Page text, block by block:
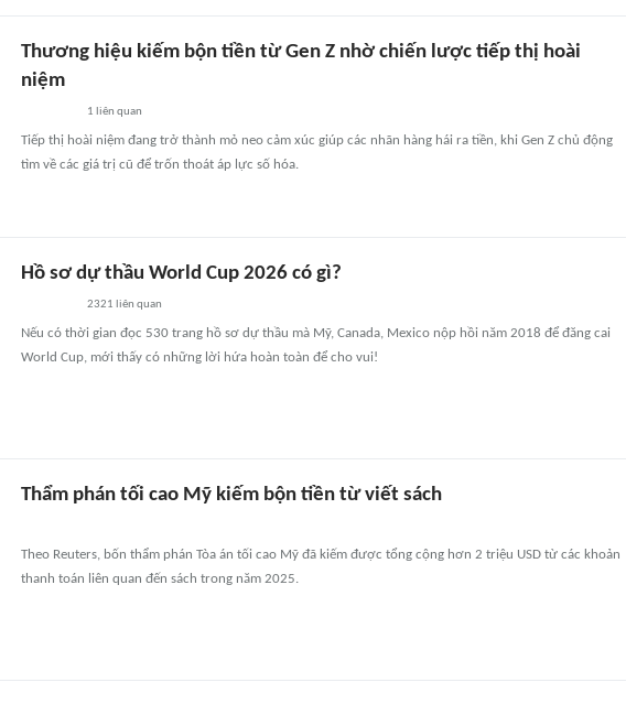
Thương hiệu kiếm bộn tiền từ Gen Z nhờ chiến lược tiếp thị hoài
niệm
1 liên quan
Tiếp thị hoài niệm đang trở thành mỏ neo cảm xúc giúp các nhãn hàng hái ra tiền, khi Gen Z chủ động
tìm về các giá trị cũ để trốn thoát áp lực số hóa.
Hồ sơ dự thầu World Cup 2026 có gì?
2321 liên quan
Nếu có thời gian đọc 530 trang hồ sơ dự thầu mà Mỹ, Canada, Mexico nộp hồi năm 2018 để đăng cai
World Cup, mới thấy có những lời hứa hoàn toàn để cho vui!
Thẩm phán tối cao Mỹ kiếm bộn tiền từ viết sách
Theo Reuters, bốn thẩm phán Tòa án tối cao Mỹ đã kiếm được tổng cộng hơn 2 triệu USD từ các khoản
thanh toán liên quan đến sách trong năm 2025.